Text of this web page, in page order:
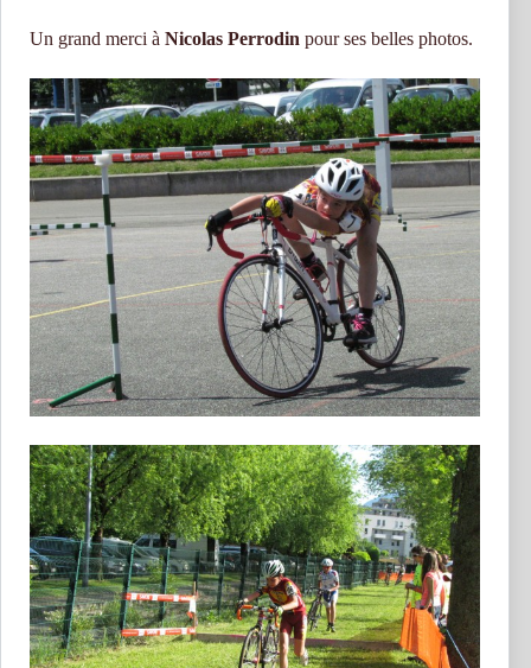
Un grand merci à Nicolas Perrodin pour ses belles photos.